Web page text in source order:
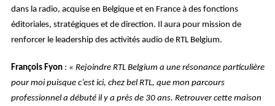
dans la radio, acquise en Belgique et en France à des fonctions
éditoriales, stratégiques et de direction. Il aura pour mission de
renforcer le leadership des activités audio de RTL Belgium.
François Fyon : « Rejoindre RTL Belgium a une résonance particulière
pour moi puisque c’est ici, chez bel RTL, que mon parcours
professionnel a débuté il y a près de 30 ans. Retrouver cette maison